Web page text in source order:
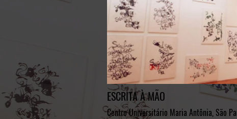
ESCRITA À MÃO
Centro Universitário Maria Antônia, São